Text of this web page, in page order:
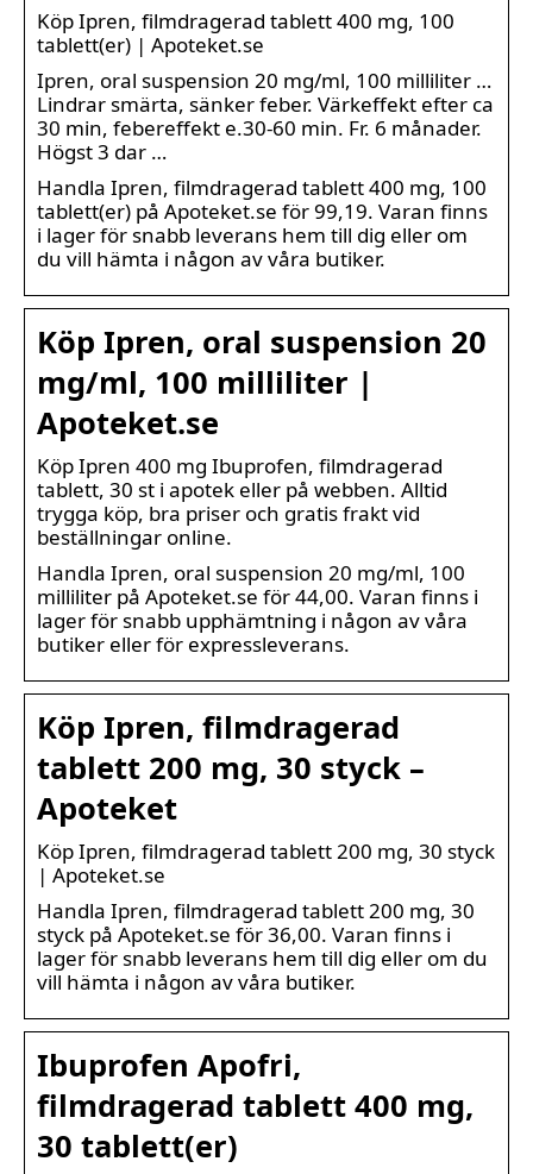
Köp Ipren, filmdragerad tablett 400 mg, 100
tablett(er) | Apoteket.se
Ipren, oral suspension 20 mg/ml, 100 milliliter …
Lindrar smärta, sänker feber. Värkeffekt efter ca
30 min, febereffekt e.30-60 min. Fr. 6 månader.
Högst 3 dar …
Handla Ipren, filmdragerad tablett 400 mg, 100
tablett(er) på Apoteket.se för 99,19. Varan finns
i lager för snabb leverans hem till dig eller om
du vill hämta i någon av våra butiker.
Köp Ipren, oral suspension 20
mg/ml, 100 milliliter |
Apoteket.se
Köp Ipren 400 mg Ibuprofen, filmdragerad
tablett, 30 st i apotek eller på webben. Alltid
trygga köp, bra priser och gratis frakt vid
beställningar online.
Handla Ipren, oral suspension 20 mg/ml, 100
milliliter på Apoteket.se för 44,00. Varan finns i
lager för snabb upphämtning i någon av våra
butiker eller för expressleverans.
Köp Ipren, filmdragerad
tablett 200 mg, 30 styck –
Apoteket
Köp Ipren, filmdragerad tablett 200 mg, 30 styck
| Apoteket.se
Handla Ipren, filmdragerad tablett 200 mg, 30
styck på Apoteket.se för 36,00. Varan finns i
lager för snabb leverans hem till dig eller om du
vill hämta i någon av våra butiker.
Ibuprofen Apofri,
filmdragerad tablett 400 mg,
30 tablett(er)